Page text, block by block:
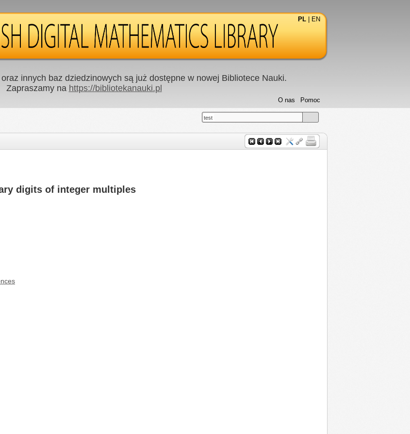
PL EN
innych baz dziedzinowych są już dostępne w nowej Bibliotece Nauki.
Zapraszamy na https://bibliotekanauki.pl
Pomoc
O nas
test
digits of integer multiples